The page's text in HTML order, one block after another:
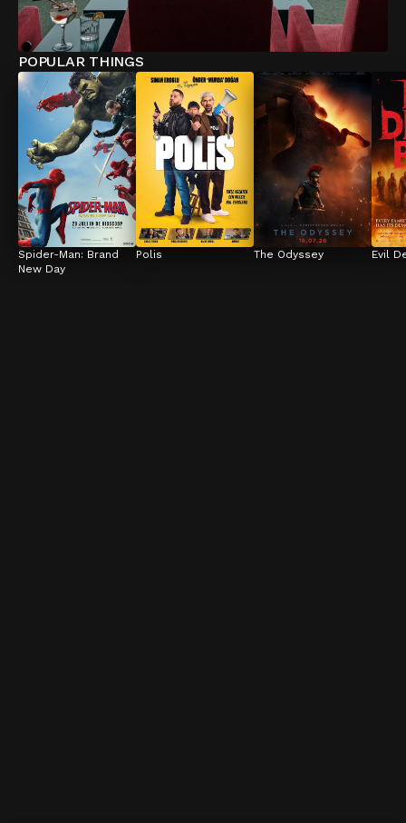
POPULAR THINGS
Spider-Man: Brand
New Day
Polis The Odyssey Evil